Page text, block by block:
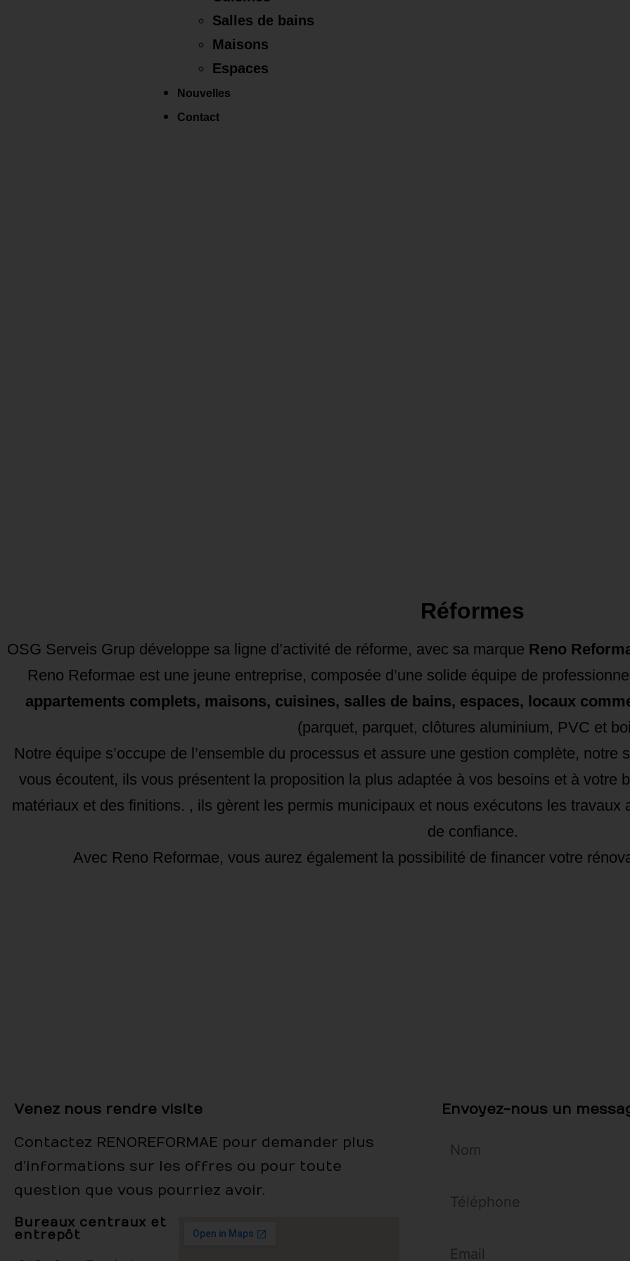
Salles de bains
Maisons
Espaces
Nouvelles
Contact
Réformes
OSG Serveis Grup développe sa ligne d’activité de réforme, avec sa marque Reno
Reno Reformae est une jeune entreprise, composée d’une solide équipe de
appartements complets, maisons, cuisines, salles de bains, espaces, locaux
(parquet, parquet, clôtures aluminium, PVC et
Notre équipe s’occupe de l’ensemble du processus et assure une gestion complète,
vous écoutent, ils vous présentent la proposition la plus adaptée à vos besoins et à votre
matériaux et des finitions. , ils gèrent les permis municipaux et nous exécutons les
de confiance.
Avec Reno Reformae, vous aurez également la possibilité de financer votre
Venez nous rendre visite
Contactez RENOREFORMAE pour demander plus
d’informations sur les offres ou pour toute
question que vous pourriez avoir.
Bureaux centraux et
entrepôt
Envoyez-nous un